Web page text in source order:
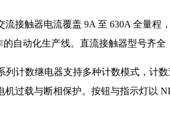
接触器电流覆盖 9A 至 630A 全量程
自动化生产线。直流接触器型号齐全
计数继电器支持多种计数模式，计
过载与断相保护。按钮与指示灯以